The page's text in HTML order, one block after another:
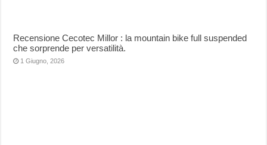
Recensione Cecotec Millor : la mountain bike full suspended
che sorprende per versatilità.
1 Giugno, 2026